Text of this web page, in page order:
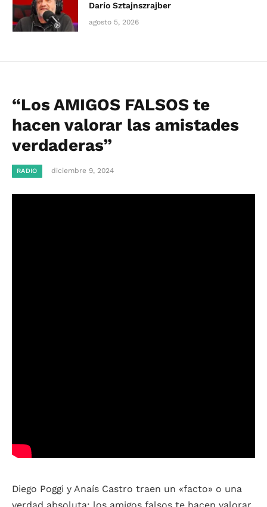
Darío Sztajnszrajber
agosto 5, 2026
“Los AMIGOS FALSOS te
hacen valorar las amistades
verdaderas”
RADIO diciembre 9, 2024
Diego Poggi y Anaís Castro traen un «facto» o una